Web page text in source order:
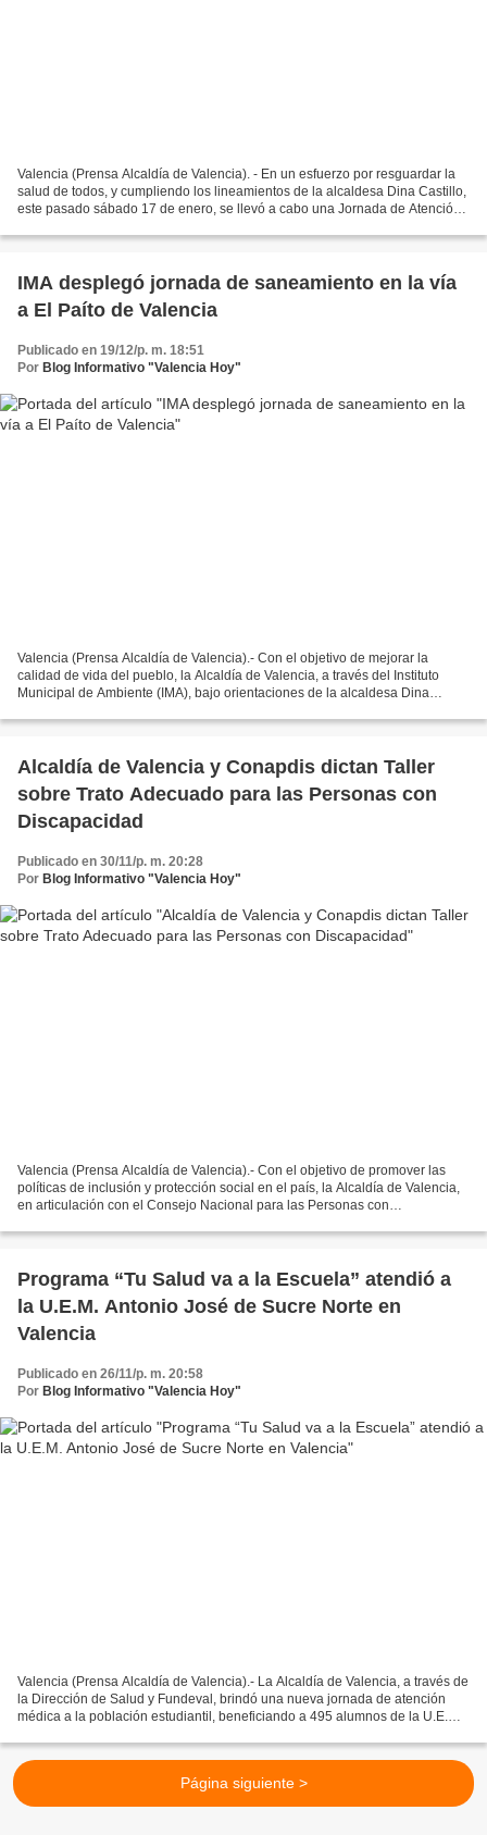
Valencia (Prensa Alcaldía de Valencia). - En un esfuerzo por resguardar la
salud de todos, y cumpliendo los lineamientos de la alcaldesa Dina Castillo,
este pasado sábado 17 de enero, se llevó a cabo una Jornada de Atención
IMA desplegó jornada de saneamiento en la vía
a El Paíto de Valencia
Publicado en 19/12/p. m. 18:51
Por Blog Informativo "Valencia Hoy"
Valencia (Prensa Alcaldía de Valencia).- Con el objetivo de mejorar la
calidad de vida del pueblo, la Alcaldía de Valencia, a través del Instituto
Municipal de Ambiente (IMA), bajo orientaciones de la alcaldesa Dina
Alcaldía de Valencia y Conapdis dictan Taller
sobre Trato Adecuado para las Personas con
Discapacidad
Publicado en 30/11/p. m. 20:28
Por Blog Informativo "Valencia Hoy"
Valencia (Prensa Alcaldía de Valencia).- Con el objetivo de promover las
políticas de inclusión y protección social en el país, la Alcaldía de Valencia,
en articulación con el Consejo Nacional para las Personas con
Programa “Tu Salud va a la Escuela” atendió a
la U.E.M. Antonio José de Sucre Norte en
Valencia
Publicado en 26/11/p. m. 20:58
Por Blog Informativo "Valencia Hoy"
Valencia (Prensa Alcaldía de Valencia).- La Alcaldía de Valencia, a través de
la Dirección de Salud y Fundeval, brindó una nueva jornada de atención
médica a la población estudiantil, beneficiando a 495 alumnos de la U.E.M.
Página siguiente >